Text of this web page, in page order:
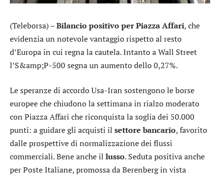
(Teleborsa) –Bilancio positivo per Piazza Affari, che
evidenzia un notevole vantaggio rispetto al resto
d’Europa in cui regna la cautela. Intanto a Wall Street
l’S&amp;P-500 segna un aumento dello 0,27%.
Le speranze di accordo Usa-Iran sostengono le borse
europee che chiudono la settimana in rialzo moderato
con Piazza Affari che riconquista la soglia dei 50.000
punti: a guidare gli acquisti il settore bancario, favorito
dalle prospettive di normalizzazione dei flussi
commerciali. Bene anche il lusso. Seduta positiva anche
per Poste Italiane, promossa da Berenberg in vista